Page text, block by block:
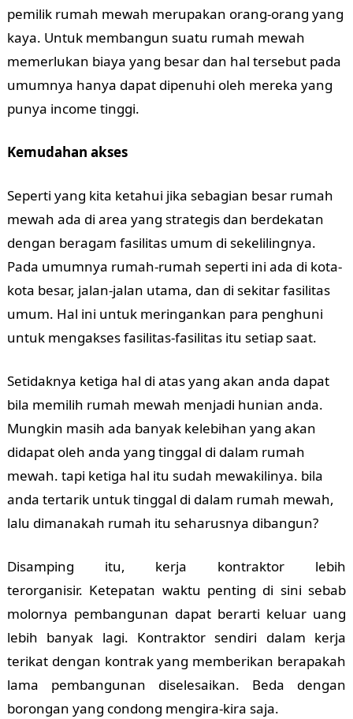
pemilik rumah mewah merupakan orang-orang yang
kaya. Untuk membangun suatu rumah mewah
memerlukan biaya yang besar dan hal tersebut pada
umumnya hanya dapat dipenuhi oleh mereka yang
punya income tinggi.
Kemudahan akses
Seperti yang kita ketahui jika sebagian besar rumah
mewah ada di area yang strategis dan berdekatan
dengan beragam fasilitas umum di sekelilingnya.
Pada umumnya rumah-rumah seperti ini ada di kota-
kota besar, jalan-jalan utama, dan di sekitar fasilitas
umum. Hal ini untuk meringankan para penghuni
untuk mengakses fasilitas-fasilitas itu setiap saat.
Setidaknya ketiga hal di atas yang akan anda dapat
bila memilih rumah mewah menjadi hunian anda.
Mungkin masih ada banyak kelebihan yang akan
didapat oleh anda yang tinggal di dalam rumah
mewah. tapi ketiga hal itu sudah mewakilinya. bila
anda tertarik untuk tinggal di dalam rumah mewah,
lalu dimanakah rumah itu seharusnya dibangun?
Disamping itu, kerja kontraktor lebih
terorganisir. Ketepatan waktu penting di sini sebab
molornya pembangunan dapat berarti keluar uang
lebih banyak lagi. Kontraktor sendiri dalam kerja
terikat dengan kontrak yang memberikan berapakah
lama pembangunan diselesaikan. Beda dengan
borongan yang condong mengira-kira saja.